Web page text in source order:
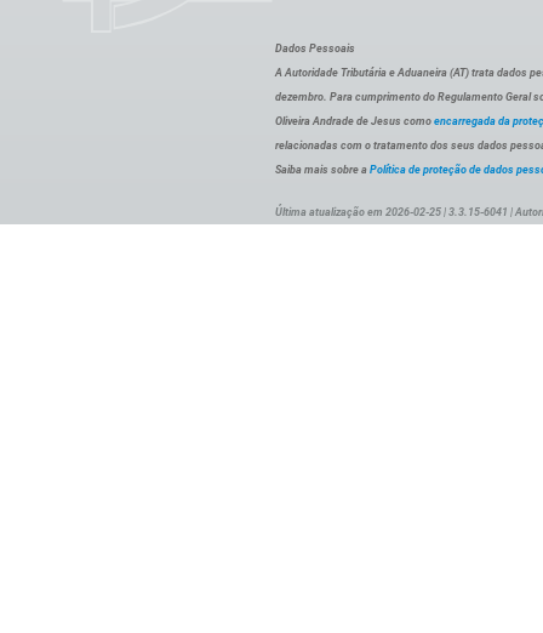
Dados Pessoais
A Autoridade Tributária e Aduaneira (AT) trata dados
dezembro. Para cumprimento do Regulamento Geral
Oliveira Andrade de Jesus como encarregada da
relacionadas com o tratamento dos seus dados
Saiba mais sobre a Política de proteção de dados
Última atualização em 2026-02-25 | 3.3.15-6041 |